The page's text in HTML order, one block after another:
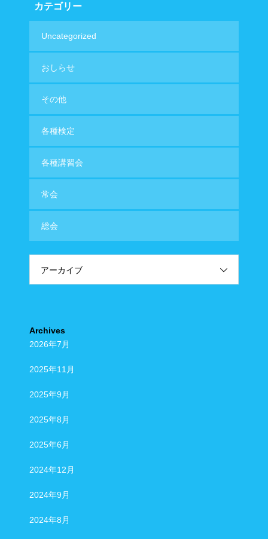
カテゴリー
Uncategorized
おしらせ
その他
各種検定
各種講習会
常会
総会
アーカイブ
Archives
2026年7月
2025年11月
2025年9月
2025年8月
2025年6月
2024年12月
2024年9月
2024年8月